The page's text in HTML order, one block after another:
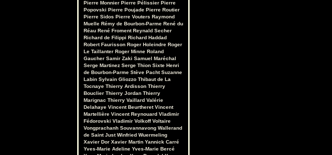
Pierre Monnier Pierre Pélissier Pierre
Popovski Pierre Poujade Pierre Routier
Pierre Sidos Pierre Vouters Raymond
Muelle Rémy de Bourbon-Parme René du
Réau René Froment Reynald Secher
Richard de Filippi Richard Haddad
Robert Faurisson Roger Holeindre Roger
Le Taillanter Roger Minne Roland
Gaucher Samir Zaki Samuel Maréchal
Serge Martinez Serge Thion Sixte Henri
de Bourbon-Parme Stève Pacht Suzanne
Labin Sylvain Gliozzo Thibaut de La
Tocnaye Thierry Ardisson Thierry
Bouclier Thierry Jordan Thierry
Marignac Thierry Vaillard Valérie
Delahaye Vincent Beurtheret Vincent
Martellière Vincent Reynouard Vladimir
Fédorovski Vladimir Volkoff Voltaire
Vongprachanh Souvannavong Wallerand
de Saint Just Winfried Wuermeling
Xavier Dor Xavier Martin Yannick Carré
Yves-Marie Adeline Yves-Marie Bercé